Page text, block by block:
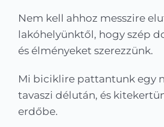
KRÉTA
Nem kell ahhoz messzire
lakóhelyünktől, hogy szép
és élményeket szerezzünk.
Mi biciklire pattantunk egy
tavaszi délután, és
erdőbe.